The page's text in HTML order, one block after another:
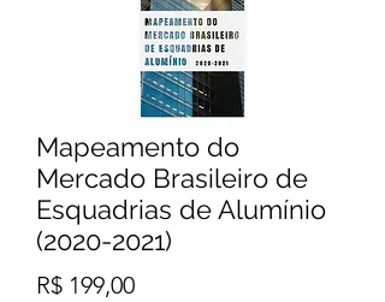
Mapeamento do
Mercado Brasileiro de
Esquadrias de Alumínio
(2020-2021)
R$ 199,00Preço